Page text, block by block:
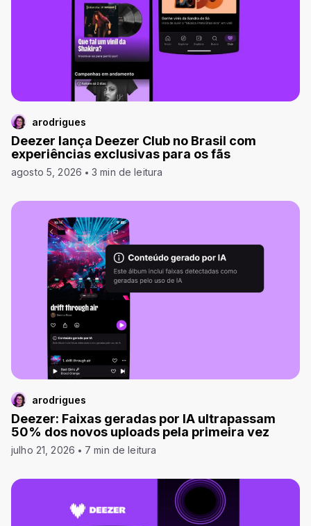
arodrigues
Deezer lança Deezer Club no Brasil com
experiências exclusivas para os fãs
agosto 5, 2026 3 min de leitura
arodrigues
Deezer: Faixas geradas por IA ultrapassam
50% dos novos uploads pela primeira vez
julho 21, 2026 7 min de leitura